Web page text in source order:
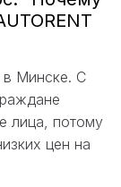
в Минске. С
лица, потому
цен на